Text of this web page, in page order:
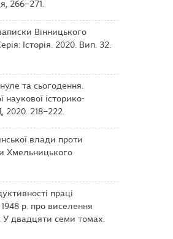
266–271.
Вінницького
Історія. 2020. Вип. 32.
та сьогодення.
наукової історико-
2020. 218–222.
влади проти
Хмельницького
праці
р. про виселення
У двадцяти семи томах.